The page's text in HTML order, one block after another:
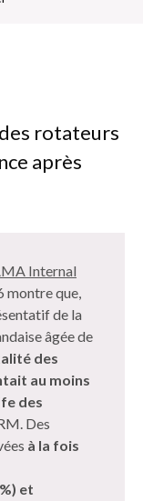
rotateurs
après
Internal
montre que,
de la
âgée de
des
au moins
des
Des
à la fois
et